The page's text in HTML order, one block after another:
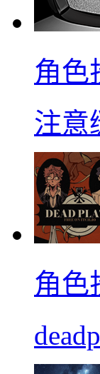
角色
注意
角色